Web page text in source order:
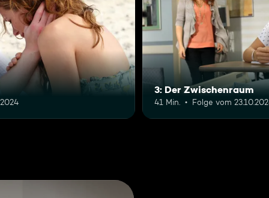
3: Der Zwischenraum
41 Min. Folge vom